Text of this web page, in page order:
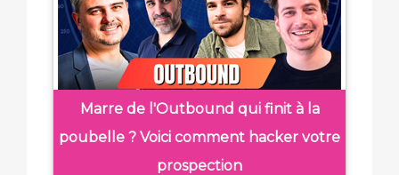
Marre de l'Outbound qui finit à la
poubelle ? Voici comment hacker votre
prospection